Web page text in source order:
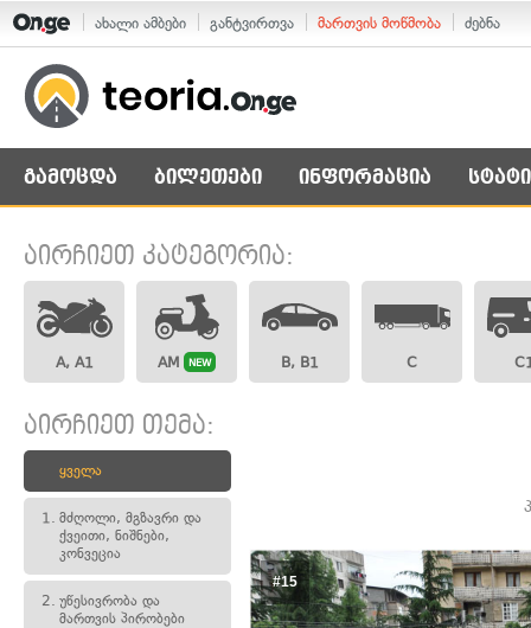
ახალი ამბები განტვირთვა მართვის მოწმობა ძებნა
გამოცდა ბილეთები ინფორმაცია
აირჩიეთ კატეგორია:
A, A1 AM NEW B, B1 C
აირჩიეთ თემა:
ყველა
1. მძღოლი, მგზავრი და
ქვეითი, ნიშნები,
კონვეცია
2. უწესივრობა და
მართვის პირობები
#15